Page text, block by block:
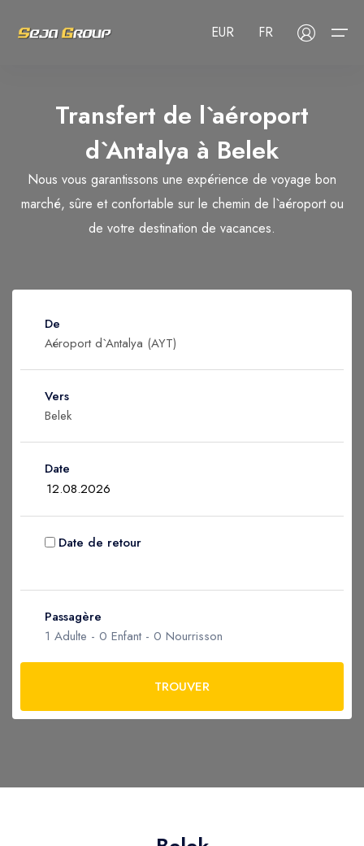
À propos de nous
Prestations de service
Prestations de service
Transfert de l`aéroport
Location de voiture
Blog
EUR FR
Transfert de l`aéroport
d`Antalya à Belek
Nous vous garantissons une expérience de voyage bon
marché, sûre et confortable sur le chemin de l`aéroport ou
de votre destination de vacances.
De
Vers
Date
Date de retour
Passagère
1 Adulte - 0 Enfant - 0 Nourrisson
Adulte
2 à 12 ans
TROUVER
Choisissez votre langue
English Русский
Türkçe
Deutsch
Nederlands
Sélectionnez votre devise
USD- $ EUR - € TRY- ₺